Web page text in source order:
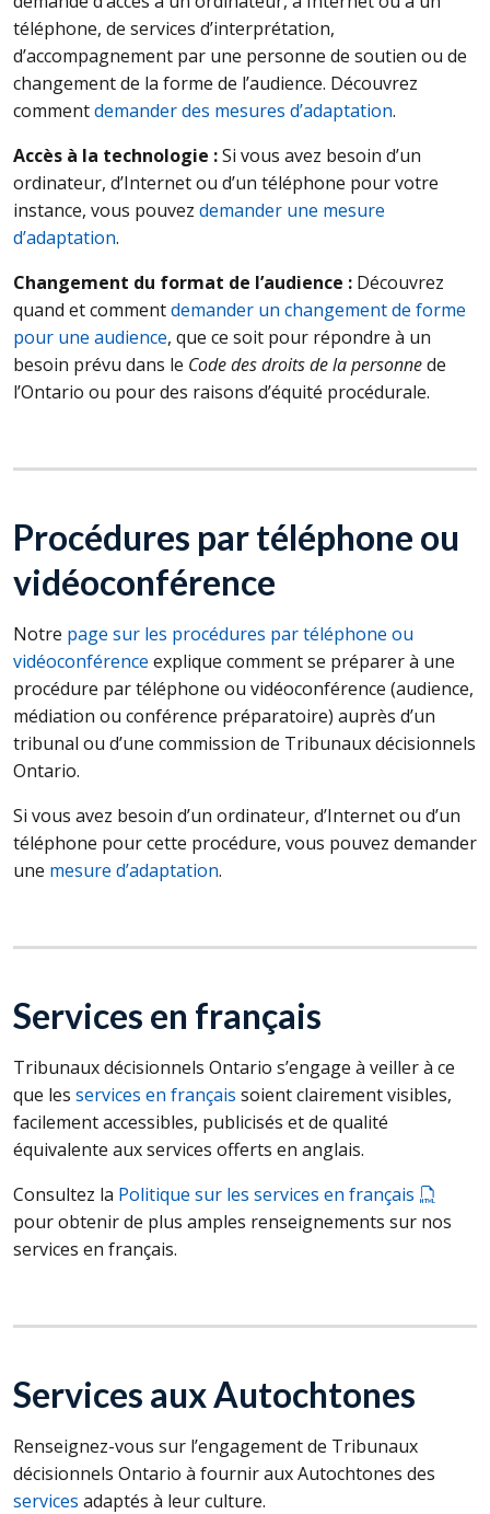
téléphone, de services d’interprétation,
d’accompagnement par une personne de soutien ou de
changement de la forme de l’audience. Découvrez
commentdemander des mesures d’adaptation.
Accès à la technologie :Si vous avez besoin d’un
ordinateur, d’Internet ou d’un téléphone pour votre
instance, vous pouvez demander une mesure
d’adaptation.
Changement du format de l’audience : Découvrez
quand et commentdemander un changement de forme
pour une audience, que ce soit pour répondre à un
besoin prévu dans le Code des droits de la personnede
l’Ontario ou pour des raisons d’équité procédurale.
Procédures par téléphone ou
vidéoconférence
Notre page sur les procédures par téléphone ou
vidéoconférence explique comment se préparer à une
procédure par téléphone ou vidéoconférence (audience,
médiation ou conférence préparatoire) auprès d’un
tribunal ou d’une commission de Tribunaux décisionnels
Ontario.
Si vous avez besoin d’un ordinateur, d’Internet ou d’un
téléphone pour cette procédure, vous pouvez demander
une mesure d’adaptation.
Services en français
Tribunaux décisionnels Ontario s’engage à veiller à ce
que les services en français soient clairement visibles,
facilement accessibles, publicisés et de qualité
équivalente aux services offerts en anglais.
Consultez la Politique sur les services en français
pour obtenir de plus amples renseignements sur nos
services en français.
Services aux Autochtones
Renseignez-vous sur l’engagement de Tribunaux
décisionnels Ontario à fournir aux Autochtones des
services adaptés à leur culture.